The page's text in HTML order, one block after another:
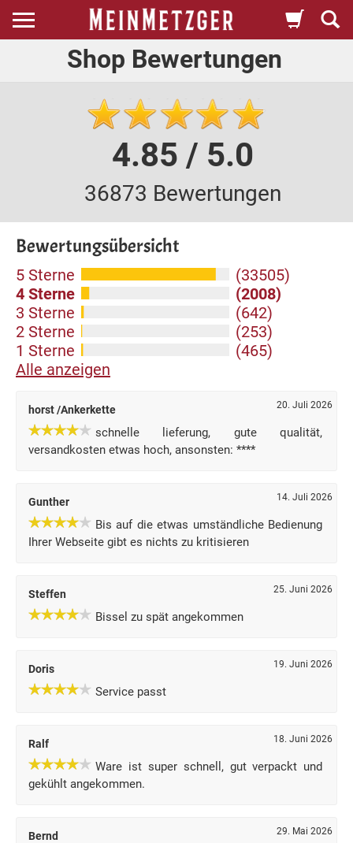
Shop Bewertungen
4.85 / 5.0
36873 Bewertungen
Bewertungsübersicht
5 Sterne
(33505)
4 Sterne
(2008)
3 Sterne
(642)
2 Sterne
(253)
1 Sterne
(465)
Alle anzeigen
horst /Ankerkette 20. Juli 2026
schnelle lieferung, gute qualität,
versandkosten etwas hoch, ansonsten: ****
Gunther 14. Juli 2026
Bis auf die etwas umständliche Bedienung
Ihrer Webseite gibt es nichts zu kritisieren
Steffen 25. Juni 2026
Bissel zu spät angekommen
Doris 19. Juni 2026
Service passt
Ralf 18. Juni 2026
Ware ist super schnell, gut verpackt und
gekühlt angekommen.
Bernd 29. Mai 2026